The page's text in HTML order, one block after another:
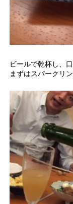
ビールで乾杯し、
まずはスパークリン